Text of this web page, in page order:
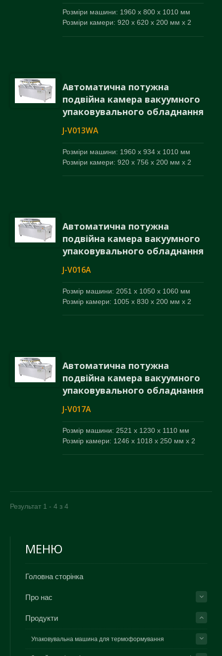
Розміри машини: 1960 x 800 x 1010 мм
Розміри камери: 920 x 620 x 200 мм x 2
Автоматична потужна
подвійна камера вакуумного
упаковувального обладнання
J-V013WA
Розміри машини: 1960 x 934 x 1010 мм
Розміри камери: 920 x 756 x 200 мм x 2
Автоматична потужна
подвійна камера вакуумного
упаковувального обладнання
J-V016A
Розмір машини: 2051 x 1050 x 1060 мм
Розмір камери: 1005 x 830 x 200 мм x 2
Автоматична потужна
подвійна камера вакуумного
упаковувального обладнання
J-V017A
Розмір машини: 2521 x 1230 x 1110 мм
Розмір камери: 1246 x 1018 x 250 мм x 2
Результат 1 - 4 з 4
МЕНЮ
Головна сторінка
Про нас
Продукти
Упаковувальна машина для термоформування